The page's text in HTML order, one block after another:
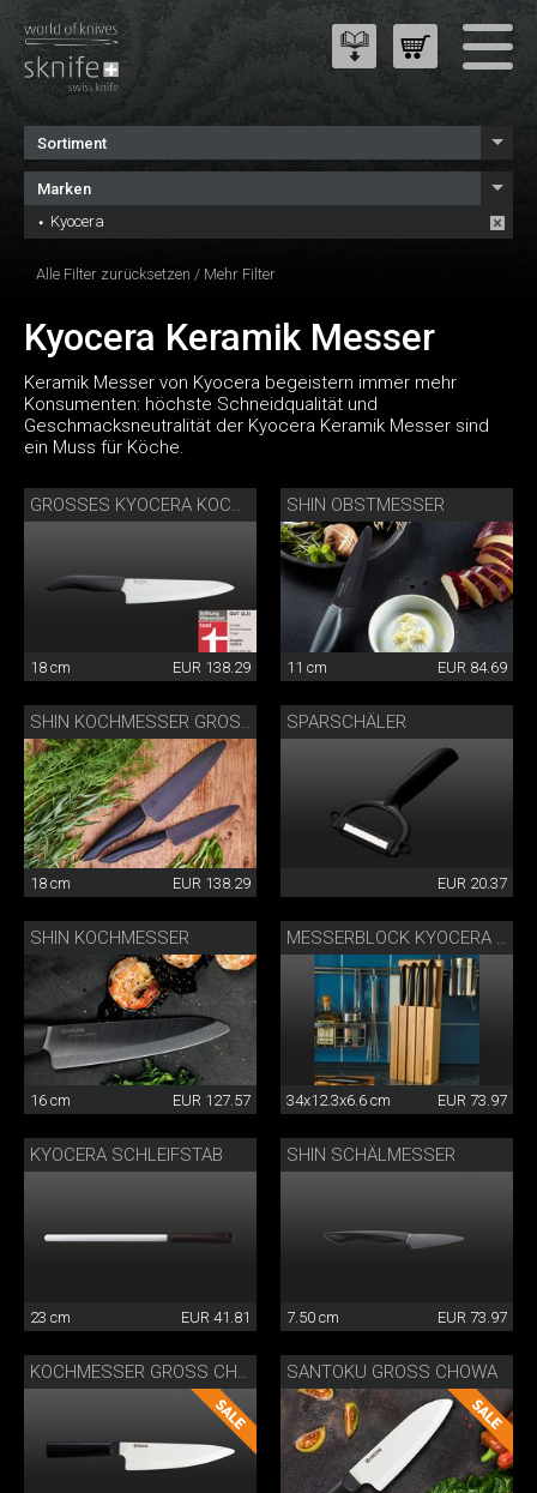
Sortiment
Marken
Kyocera
Alle Filter zurücksetzen / Mehr Filter
Kyocera Keramik Messer
Keramik Messer von Kyocera begeistern immer mehr
Konsumenten: höchste Schneidqualität und
Geschmacksneutralität der Kyocera Keramik Messer sind
ein Muss für Köche.
GROSSES KYOCERA KOCHMESSER
18 cm EUR 138.29
SHIN OBSTMESSER
11 cm EUR 84.69
18 cm EUR 138.29
SPARSCHÄLER
EUR 20.37
SHIN KOCHMESSER
16 cm EUR 127.57
MESSERBLOCK KYOCERA KERAMIKMESSER
34x12.3x6.6 cm EUR 73.97
KYOCERA SCHLEIFSTAB
23 cm EUR 41.81
SHIN SCHÄLMESSER
7.50 cm EUR 73.97
SANTOKU GROSS CHOWA